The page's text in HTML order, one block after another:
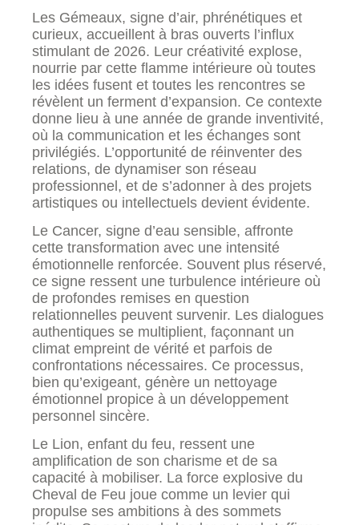
Les Gémeaux, signe d’air, phrénétiques et
curieux, accueillent à bras ouverts l’influx
stimulant de 2026. Leur créativité explose,
nourrie par cette flamme intérieure où toutes
les idées fusent et toutes les rencontres se
révèlent un ferment d’expansion. Ce contexte
donne lieu à une année de grande inventivité,
où la communication et les échanges sont
privilégiés. L’opportunité de réinventer des
relations, de dynamiser son réseau
professionnel, et de s’adonner à des projets
artistiques ou intellectuels devient évidente.
Le Cancer, signe d’eau sensible, affronte
cette transformation avec une intensité
émotionnelle renforcée. Souvent plus réservé,
ce signe ressent une turbulence intérieure où
de profondes remises en question
relationnelles peuvent survenir. Les dialogues
authentiques se multiplient, façonnant un
climat empreint de vérité et parfois de
confrontations nécessaires. Ce processus,
bien qu’exigeant, génère un nettoyage
émotionnel propice à un développement
personnel sincère.
Le Lion, enfant du feu, ressent une
amplification de son charisme et de sa
capacité à mobiliser. La force explosive du
Cheval de Feu joue comme un levier qui
propulse ses ambitions à des sommets